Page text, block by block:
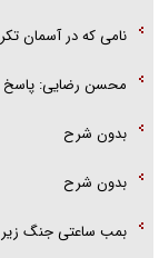
نامی که در آسمان
محسن رضایی: پاسخ
بدون شرح
بدون شرح
بمب ساعتی جنگ زیر